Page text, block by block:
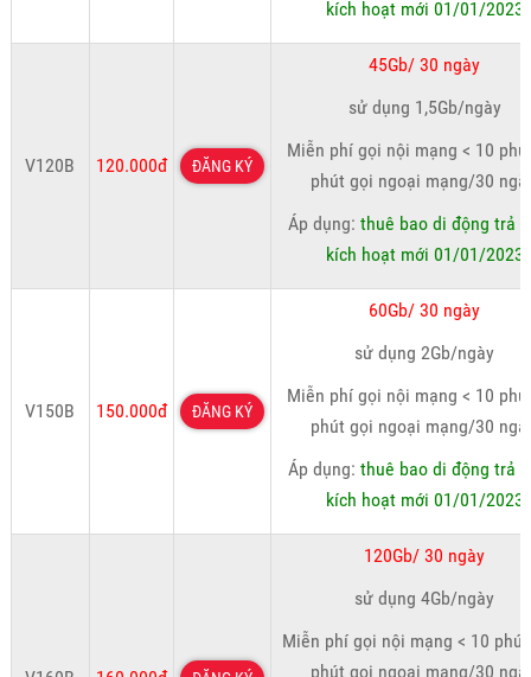
kích hoạt mới 01/01/2023
V120B 120.000đ ĐĂNG KÝ
45Gb/ 30 ngày
sử dụng 1,5Gb/ngày
Miễn phí gọi nội mạng < 10
phút gọi ngoại mạng/30
Áp dụng:thuê bao di động trả
kích hoạt mới 01/01/2023
V150B 150.000đ ĐĂNG KÝ
60Gb/ 30 ngày
sử dụng 2Gb/ngày
Miễn phí gọi nội mạng < 10
phút gọi ngoại mạng/30
Áp dụng:thuê bao di động trả
kích hoạt mới 01/01/2023
120Gb/ 30 ngày
sử dụng 4Gb/ngày
Miễn phí gọi nội mạng < 10
phút gọi ngoại mạng/30